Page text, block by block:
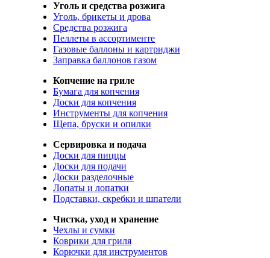
Уголь и средства розжига
Уголь, брикеты и дрова
Средства розжига
Пеллеты в ассортименте
Газовые баллоны и картриджи
Заправка баллонов газом
Копчение на гриле
Бумага для копчения
Доски для копчения
Инструменты для копчения
Щепа, бруски и опилки
Сервировка и подача
Доски для пиццы
Доски для подачи
Доски разделочные
Лопаты и лопатки
Подставки, скребки и шпатели
Чистка, уход и хранение
Чехлы и сумки
Коврики для гриля
Корючки для инструментов